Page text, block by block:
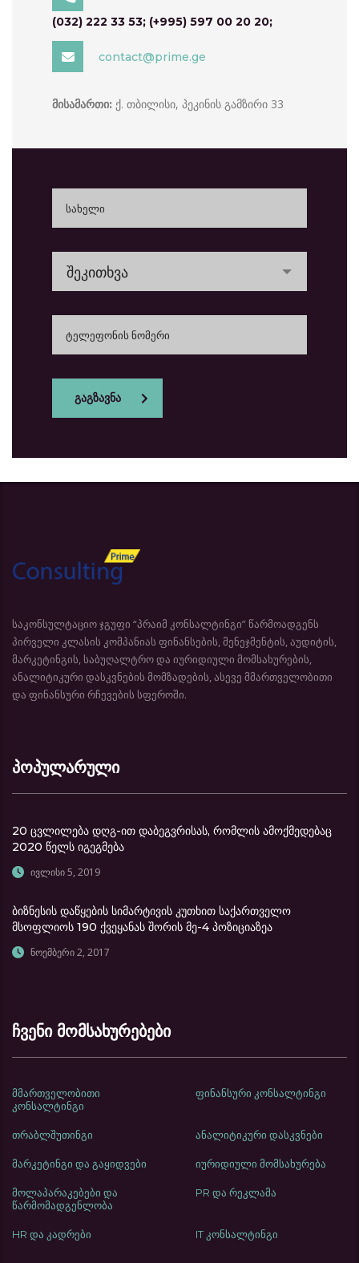
(032) 222 33 53; (+995) 597 00 20 20;
contact@prime.ge
მისამართი: ქ. თბილისი, პეკინის გამზირი 33
შეკითხვა
გაგზავნა
საკონსულტაციო ჯგუფი “პრაიმ კონსალტინგი” წარმოადგენს
პირველი კლასის კომპანიას ფინანსების, მენეჯმენტის, აუდიტის,
მარკეტინგის, საბუღალტრო და იურიდიული მომსახურების,
ანალიტიკური დასკვნების მომზადების, ასევე მმართველობითი
და ფინანსური რჩევების სფეროში.
პოპულარული
20 ცვლილება დღგ-ით დაბეგვრისას, რომლის ამოქმედებაც
2020 წელს იგეგმება
ივლისი 5, 2019
ბიზნესის დაწყების სიმარტივის კუთხით საქართველო
მსოფლიოს 190 ქვეყანას შორის მე-4 პოზიციაზეა
ნოემბერი 2, 2017
ჩვენი მომსახურებები
მმართველობითი
კონსალტინგი
ფინანსური კონსალტინგი
თრაბლშუთინგი ანალიტიკური დასკვნები
მარკეტინგი და გაყიდვები იურიდიული მომსახურება
მოლაპარაკებები და
წარმომადგენლობა
PR და რეკლამა
HR და კადრები IT კონსალტინგი